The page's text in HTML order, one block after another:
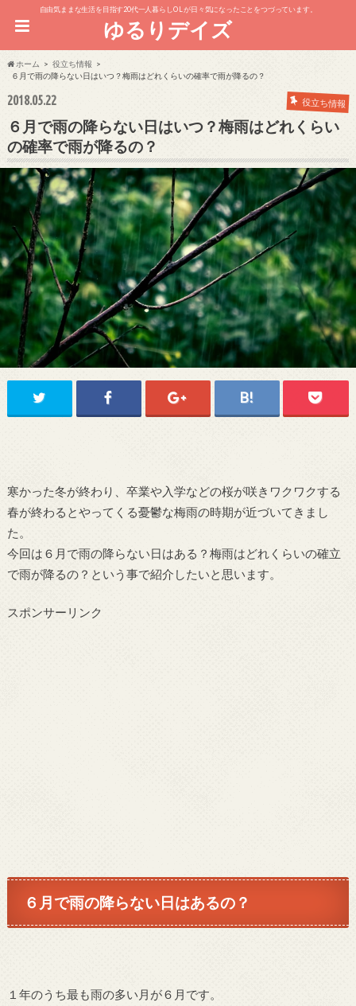
自由気ままな生活を目指す20代一人暮らしOL が日々気になったことをつづっています。
ゆるりデイズ
ホーム
役立ち情報
６月で雨の降らない日はいつ？梅雨はどれくらいの確率で雨が降るの？
2018.05.22 役立ち情報
６月で雨の降らない日はいつ？梅雨はどれくらい
の確率で雨が降るの？
寒かった冬が終わり、卒業や入学などの桜が咲きワクワクする
春が終わるとやってくる憂鬱な梅雨の時期が近づいてきまし
た。
今回は６月で雨の降らない日はある？梅雨はどれくらいの確立
で雨が降るの？という事で紹介したいと思います。
スポンサーリンク
６月で雨の降らない日はあるの？
１年のうち最も雨の多い月が６月です。